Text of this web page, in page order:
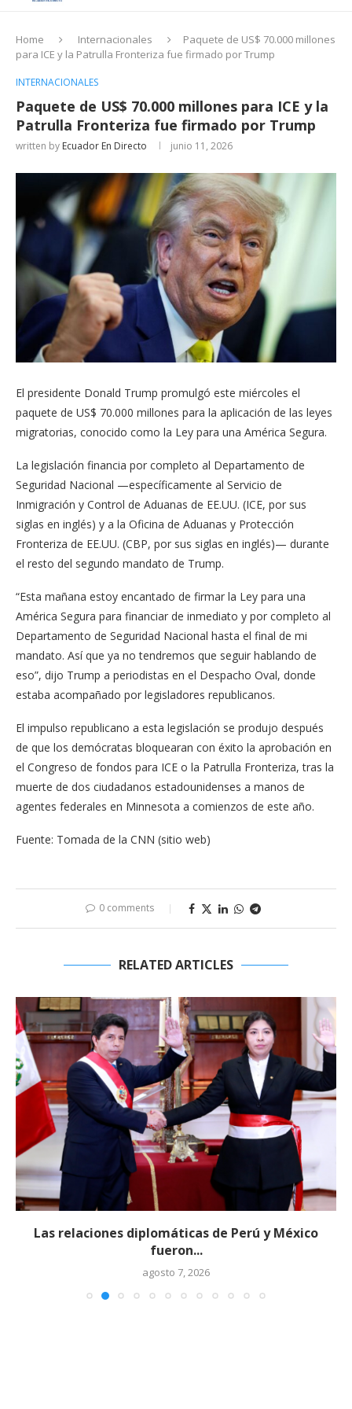
Home Internacionales
Paquete de US$ 70.000 millones
para ICE y la Patrulla Fronteriza fue firmado por Trump
INTERNACIONALES
Paquete de US$ 70.000 millones para ICE y la
Patrulla Fronteriza fue firmado por Trump
written by Ecuador En Directo junio 11, 2026
El presidente Donald Trump promulgó este miércoles el
paquete de US$ 70.000 millones para la aplicación de las leyes
migratorias, conocido como la Ley para una América Segura.
La legislación financia por completo al Departamento de
Seguridad Nacional —específicamente al Servicio de
Inmigración y Control de Aduanas de EE.UU. (ICE, por sus
siglas en inglés) y a la Oficina de Aduanas y Protección
Fronteriza de EE.UU. (CBP, por sus siglas en inglés)— durante
el resto del segundo mandato de Trump.
“Esta mañana estoy encantado de firmar la Ley para una
América Segura para financiar de inmediato y por completo al
Departamento de Seguridad Nacional hasta el final de mi
mandato. Así que ya no tendremos que seguir hablando de
eso”, dijo Trump a periodistas en el Despacho Oval, donde
estaba acompañado por legisladores republicanos.
El impulso republicano a esta legislación se produjo después
de que los demócratas bloquearan con éxito la aprobación en
el Congreso de fondos para ICE o la Patrulla Fronteriza, tras la
muerte de dos ciudadanos estadounidenses a manos de
agentes federales en Minnesota a comienzos de este año.
Fuente: Tomada de la CNN (sitio web)
0 comments
RELATED ARTICLES
Las relaciones diplomáticas de Perú y México
fueron...
agosto 7, 2026